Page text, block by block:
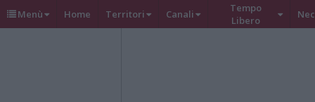
Menù Home Territori Canali
Tempo
Libero